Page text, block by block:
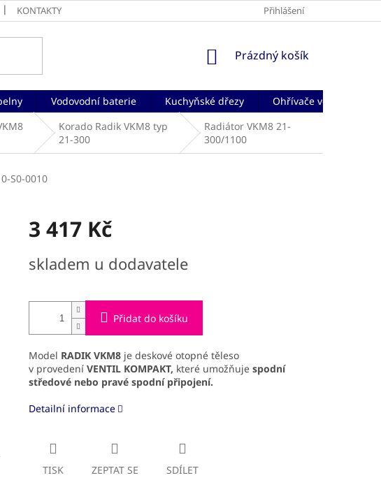
KONTAKTY Přihlášení
NÁKUPNÍ
Prázdný košík
Vodovodní baterie Kuchyňské dřezy Ohřívače vody
Korado Radik VKM8 typ
21-300
Radiátor VKM8 21-
300/1100
S0-0010
3 417 Kč
cena:
skladem u dodavatele
Přidat do košíku
Model RADIK VKM8je deskové otopné těleso
v provedení VENTIL KOMPAKT, které umožňuje spodní
středové nebo pravé spodní připojení.
Detailní informace
TISK ZEPTAT SE SDÍLET